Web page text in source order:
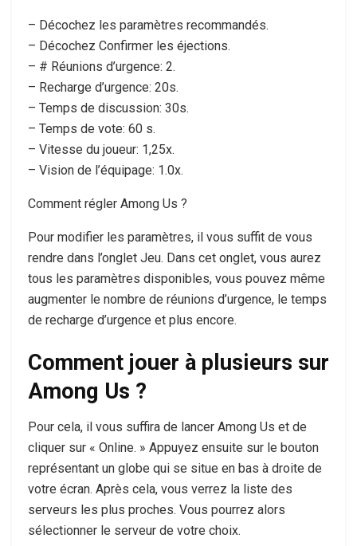
– Décochez les paramètres recommandés.
– Décochez Confirmer les éjections.
– # Réunions d’urgence: 2.
– Recharge d’urgence: 20s.
– Temps de discussion: 30s.
– Temps de vote: 60 s.
– Vitesse du joueur: 1,25x.
– Vision de l’équipage: 1.0x.
Comment régler Among Us ?
Pour modifier les paramètres, il vous suffit de vous
rendre dans l’onglet Jeu. Dans cet onglet, vous aurez
tous les paramètres disponibles, vous pouvez même
augmenter le nombre de réunions d’urgence, le temps
de recharge d’urgence et plus encore.
Comment jouer à plusieurs sur
Among Us ?
Pour cela, il vous suffira de lancer Among Us et de
cliquer sur « Online. » Appuyez ensuite sur le bouton
représentant un globe qui se situe en bas à droite de
votre écran. Après cela, vous verrez la liste des
serveurs les plus proches. Vous pourrez alors
sélectionner le serveur de votre choix.